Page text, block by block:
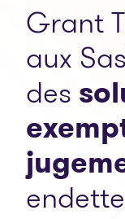
Grant
aux
des